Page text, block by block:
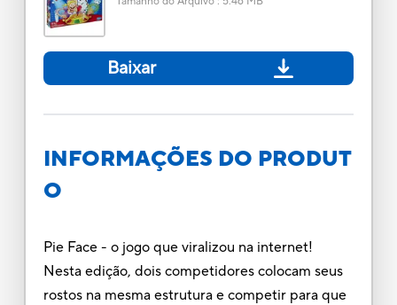
Baixar
INFORMAÇÕES DO PRODUT
O
Pie Face - o jogo que viralizou na internet!
Nesta edição, dois competidores colocam seus
rostos na mesma estrutura e competir para que